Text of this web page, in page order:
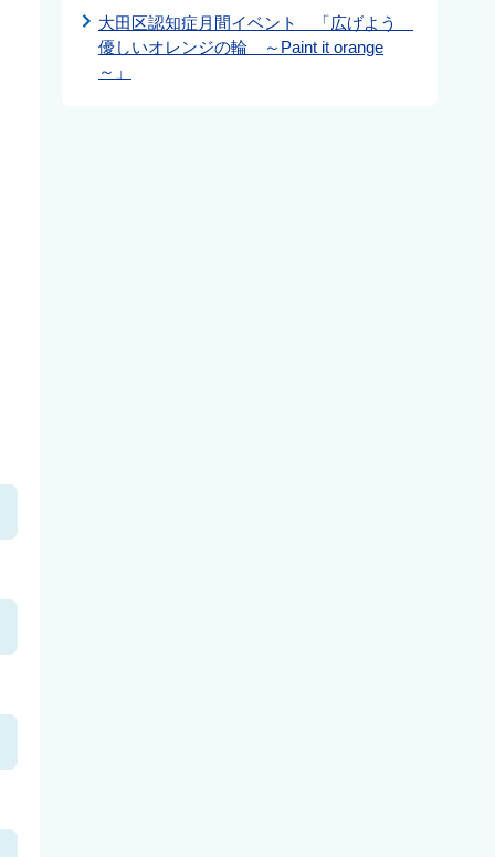
大田区認知症月間イベント 「広げよう
優しいオレンジの輪 ～Paint it orange
～」